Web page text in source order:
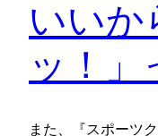
いいか
ッ！」
また、『スポーツ